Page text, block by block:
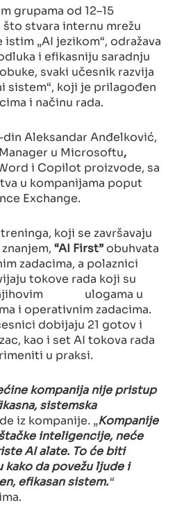
grupama od 12–15
stvara internu mrežu
„AI jezikom“, odražava
i efikasniju saradnju
svaki učesnik razvija
sistem“, koji je prilagođen
i načinu rada.
Aleksandar Anđelković,
u Microsoftu,
i Copilot proizvode, sa
u kompanijama poput
Exchange.
koji se završavaju
“AI First”obuhvata
zadacima, a polaznici
tokove rada koji su
njihovim ulogama u
i operativnim zadacima.
dobijaju 21 gotov i
kao i set AI tokova rada
u praksi.
kompanija nije pristup
sistemska
iz kompanije. „Kompanije
inteligencije, neće
AI alate. To će biti
da povežu ljude i
efikasan sistem.“